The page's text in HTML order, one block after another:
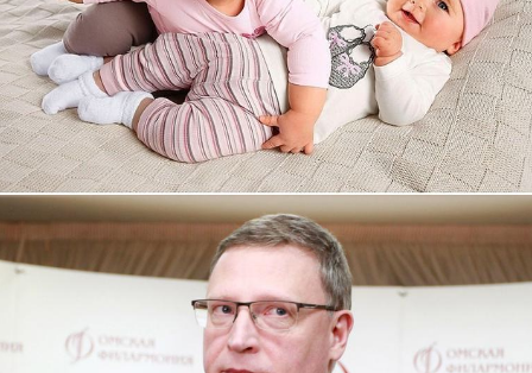
Увеличили выручку интернет-
магазину topdatop.ru на 25%!
Смотреть проект